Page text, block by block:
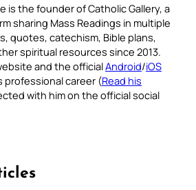
is the founder of Catholic Gallery, a
sharing Mass Readings in multiple
quotes, catechism, Bible plans,
spiritual resources since 2013.
and the officialAndroid/iOS
professional career (Read his
with him on the official social